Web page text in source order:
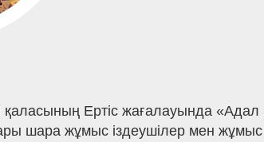
қаласының Ертіс жағалауында
шара жұмыс іздеушілер мен жұмыс